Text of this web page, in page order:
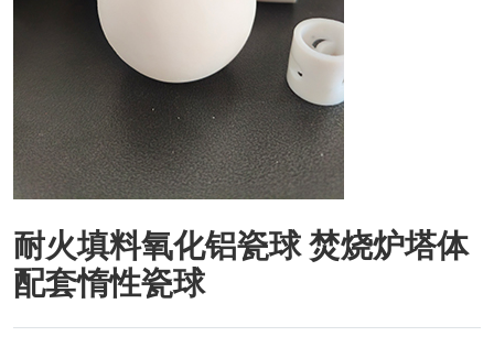
耐火填料氧化铝瓷球 焚烧炉塔体
配套惰性瓷球